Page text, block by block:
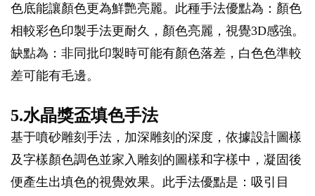
色底能讓顏色更為鮮艷亮麗。此種手法優點為：顏色
相較彩色印製手法更耐久，顏色亮麗，視覺3D感強。
缺點為：非同批印製時可能有顏色落差，白色色準較
差可能有毛邊。
5.水晶獎盃填色手法
基于噴砂雕刻手法，加深雕刻的深度，依據設計圖樣
及字樣顏色調色並家入雕刻的圖樣和字樣中，凝固後
便產生出填色的視覺效果。此手法優點是：吸引目